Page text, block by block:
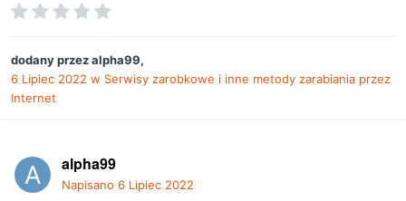
dodany przezalpha99,
6 Lipiec 2022 w Serwisy zarobkowe i inne metody zarabiania przez
Internet
alpha99
Napisano 6 Lipiec 2022